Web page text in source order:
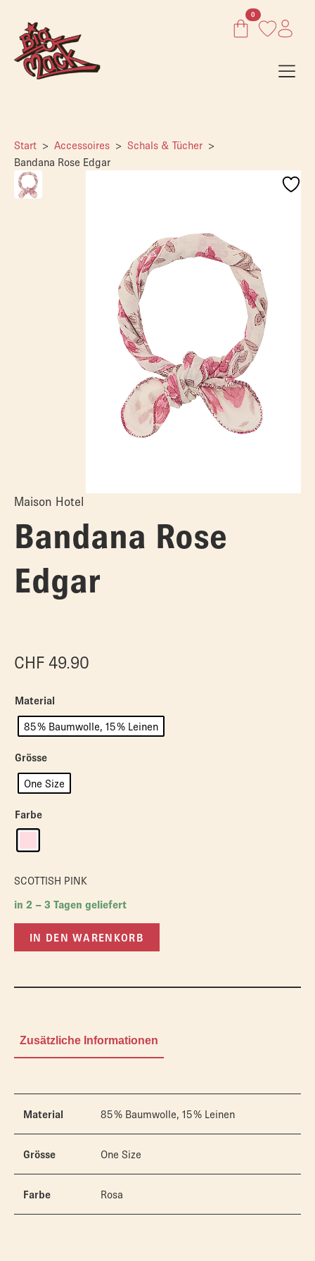
0
Start Accessoires
Schals & Tücher
Bandana Rose Edgar
Maison Hotel
Bandana Rose
Edgar
CHF 49.90
Material
85 % Baumwolle, 15 % Leinen
Grösse
One Size
Farbe
SCOTTISH PINK
in 2 – 3 Tagen geliefert
IN DEN WARENKORB
Zusätzliche Informationen
Material 85 % Baumwolle, 15 % Leinen
Grösse One Size
Farbe Rosa